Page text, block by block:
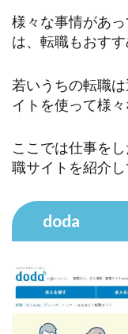
様々な事情があ
は、転職もおすす
若いうちの転職
イトを使って様
ここでは仕事を
職サイトを紹介し
doda